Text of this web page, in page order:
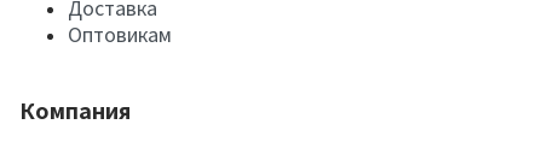
Доставка
Оптовикам
Компания